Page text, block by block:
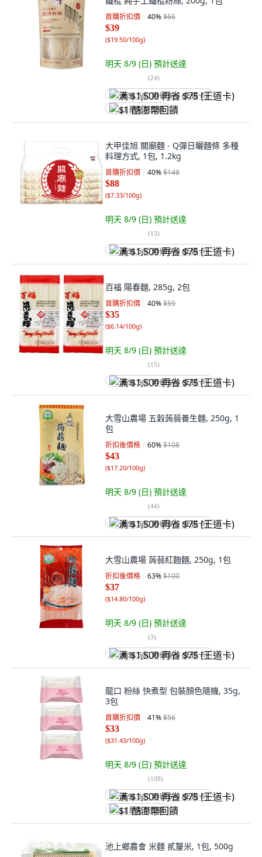
首購折扣價 40%$66
$39
($19.50/100g)
明天 8/9 (日) 預計送達
(24)
满 $1,500 再省 $75 (王道卡)
$1 酷澎幣回饋
大甲佳旭 關廟麵 - Q彈日曬麵條 多種
料理方式, 1包, 1.2kg
首購折扣價 40%$148
$88
($7.33/100g)
明天 8/9 (日) 預計送達
(13)
满 $1,500 再省 $75 (王道卡)
百福 陽春麵, 285g, 2包
首購折扣價 40%$59
$35
($6.14/100g)
明天 8/9 (日) 預計送達
(15)
满 $1,500 再省 $75 (王道卡)
大雪山農場 五穀蒟蒻養生麵, 250g, 1
包
折扣後價格 60%$108
$43
($17.20/100g)
明天 8/9 (日) 預計送達
(44)
满 $1,500 再省 $75 (王道卡)
大雪山農場 蒟蒻紅麴麵, 250g, 1包
折扣後價格 63%$100
$37
($14.80/100g)
明天 8/9 (日) 預計送達
(3)
满 $1,500 再省 $75 (王道卡)
龍口 粉絲 快煮型 包裝顏色隨機, 35g,
3包
首購折扣價 41%$56
$33
($31.43/100g)
明天 8/9 (日) 預計送達
(108)
满 $1,500 再省 $75 (王道卡)
$1 酷澎幣回饋
池上鄉農會 米麵 貳釐米, 1包, 500g